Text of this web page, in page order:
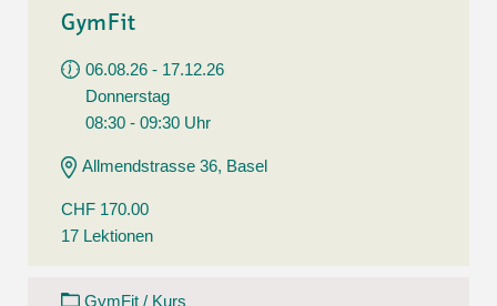
GymFit
06.08.26 - 17.12.26
Donnerstag
08:30 - 09:30 Uhr
Allmendstrasse 36, Basel
CHF 170.00
17 Lektionen
GymFit / Kurs